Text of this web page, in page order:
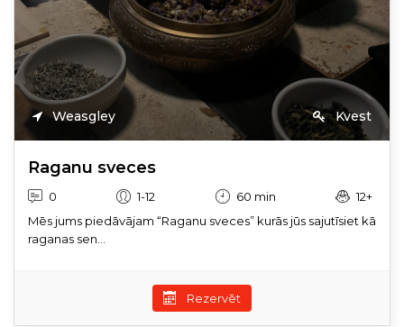
Weasgley Kvest
Raganu sveces
0 1-12 60 min
12+
Mēs jums piedāvājam “Raganu sveces” kurās jūs sajutīsiet kā
raganas sen...
Rezervēt